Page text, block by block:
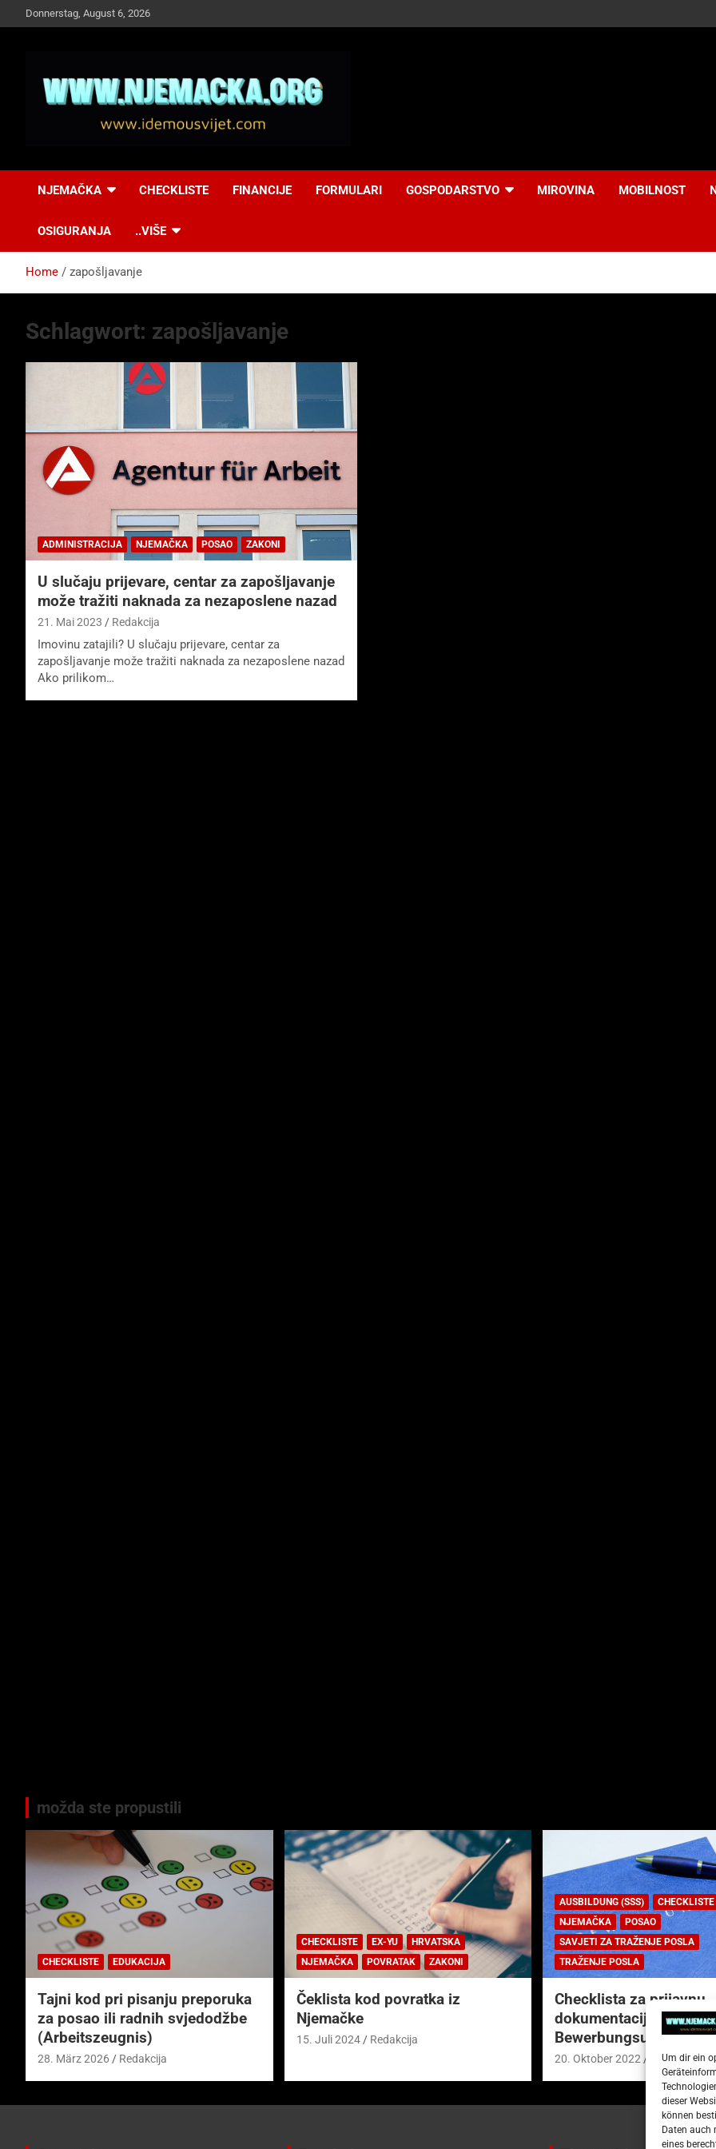
Um dir ein
dieser
können
Daten auch
eines
to
Donnerstag, August 6, 2026
Idemo u Svijet-
NJEMAČKA CHECKLISTE FINANCIJE FORMULARI GOSPODARSTVO MIROVINA MOBILNOST
OSIGURANJA ..VIŠE
Home zapošljavanje
Schlagwort: zapošljavanje
ADMINISTRACIJA NJEMAČKA POSAO ZAKONI
U slučaju prijevare, centar za zapošljavanje
može tražiti naknada za nezaposlene nazad
21. Mai 2023 Redakcija
Imovinu zatajili? U slučaju prijevare, centar za
zapošljavanje može tražiti naknada za nezaposlene nazad
Ako prilikom…
možda ste propustili
CHECKLISTE EDUKACIJA
Tajni kod pri pisanju preporuka
za posao ili radnih svjedodžbe
(Arbeitszeugnis)
28. März 2026 Redakcija
CHECKLISTE EX-YU
HRVATSKA
NJEMAČKA
POVRATAK ZAKONI
Čeklista kod povratka iz
Njemačke
15. Juli 2024 Redakcija
AUSBILDUNG (SSS)
CHECKLISTE
NJEMAČKA
POSAO
SAVJETI ZA TRAŽENJE POSLA
TRAŽENJE POSLA
Checklista za prijavnu
dokumentaciju (njem.
20. Oktober 2022 Redakcija